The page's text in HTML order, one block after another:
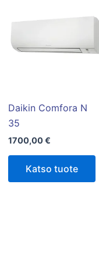
Daikin Comfora N
35
1700,00€
Katso tuote